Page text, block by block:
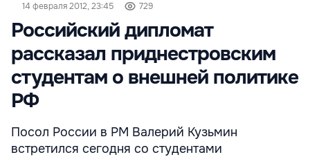
14 февраля 2012, 23:45 729
Российский дипломат
рассказал приднестровским
студентам о внешней политике
РФ
Посол России в РМ Валерий Кузьмин
встретился сегодня со студентами